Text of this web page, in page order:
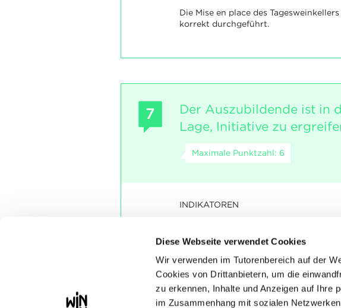
Diese Webseite verwendet Cookies
Wir verwenden im Tutorenbereich auf der
Cookies von Drittanbietern, um die
zu erkennen, Inhalte und Anzeigen auf Ihre
im Zusammenhang mit sozialen
Die Mise en place des
korrekt durchgeführt.
7
Der Auszubildende ist in
Lage, Initiative zu
Maximale Punktzahl: 6
INDIKATOREN
vor.
Die Autonomie am Arbeitsplatz ist
gewährleistet.